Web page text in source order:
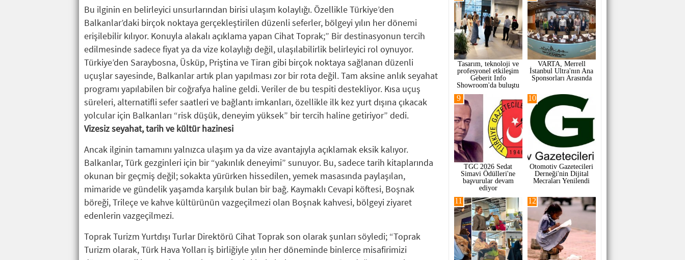
Bu ilginin en belirleyici unsurlarından birisi ulaşım kolaylığı. Özellikle Türkiye’den
Balkanlar’daki birçok noktaya gerçekleştirilen düzenli seferler, bölgeyi yılın her dönemi
erişilebilir kılıyor. Konuyla alakalı açıklama yapan Cihat Toprak;” Bir destinasyonun tercih
edilmesinde sadece fiyat ya da vize kolaylığı değil, ulaşılabilirlik belirleyici rol oynuyor.
Türkiye’den Saraybosna, Üsküp, Priştina ve Tiran gibi birçok noktaya sağlanan düzenli
uçuşlar sayesinde, Balkanlar artık plan yapılması zor bir rota değil. Tam aksine anlık seyahat
programı yapılabilen bir coğrafya haline geldi. Veriler de bu tespiti destekliyor. Kısa uçuş
süreleri, alternatifli sefer saatleri ve bağlantı imkanları, özellikle ilk kez yurt dışına çıkacak
yolcular için Balkanları “risk düşük, deneyim yüksek” bir tercih haline getiriyor” dedi.
Vizesiz seyahat, tarih ve kültür hazinesi
Ancak ilginin tamamını yalnızca ulaşım ya da vize avantajıyla açıklamak eksik kalıyor.
Balkanlar, Türk gezginleri için bir “yakınlık deneyimi” sunuyor. Bu, sadece tarih kitaplarında
okunan bir geçmiş değil; sokakta yürürken hissedilen, yemek masasında paylaşılan,
mimaride ve gündelik yaşamda karşılık bulan bir bağ. Kaymaklı Cevapi köftesi, Boşnak
böreği, Trileçe ve kahve kültürünün vazgeçilmezi olan Boşnak kahvesi, bölgeyi ziyaret
edenlerin vazgeçilmezi.
Toprak Turizm Yurtdışı Turlar Direktörü Cihat Toprak son olarak şunları söyledi; “Toprak
Turizm olarak, Türk Hava Yolları iş birliğiyle yılın her döneminde binlerce misafirimizi
Tasarım, teknoloji ve
profesyonel etkileşim
Geberit Info
Showroom'da buluştu
VARTA, Merrell
İstanbul Ultra'nın Ana
Sponsorları Arasında
TGC 2026 Sedat
Simavi Ödülleri'ne
başvurular devam
ediyor
9
Otomotiv Gazetecileri
Derneği'nin Dijital
Mecraları Yenilendi
10
11 12